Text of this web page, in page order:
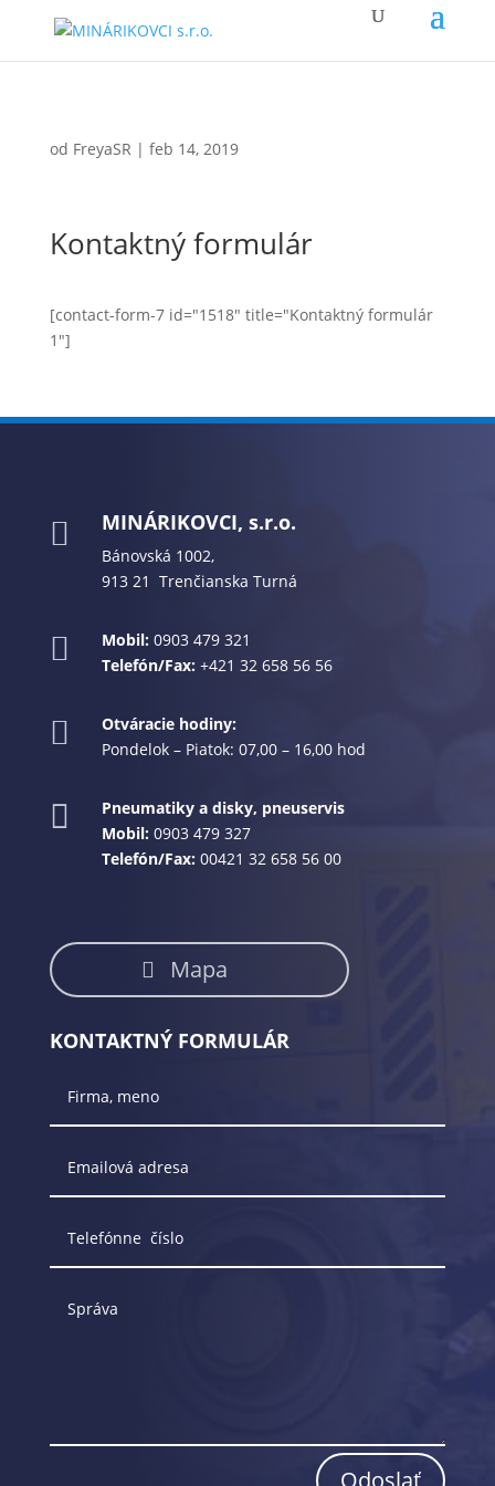
od FreyaSR | feb 14, 2019
Kontaktný formulár
[contact-form-7 id="1518" title="Kontaktný formulár
1"]
 MINÁRIKOVCI, s.r.o.
Bánovská 1002,
913 21 Trenčianska Turná
 Mobil:0903 479 321
Telefón/Fax:+421 32 658 56 56

Otváracie hodiny:
Pondelok – Piatok: 07,00 – 16,00 hod

Pneumatiky a disky, pneuservis
Mobil:0903 479 327
Telefón/Fax:00421 32 658 56 00
Mapa
KONTAKTNÝ FORMULÁR
Odoslať